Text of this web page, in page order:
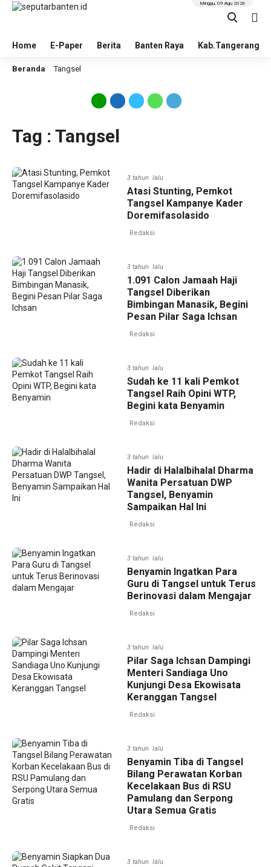
Home E-Paper Berita Banten Raya Kab.Tangerang
Minggu, 09 Agu 2026
Beranda Tangsel
Tag : Tangsel
3 tahun lalu
Atasi Stunting, Pemkot
Tangsel Kampanye Kader
Doremifasolasido
Redaksi
3 tahun lalu
1.091 Calon Jamaah Haji
Tangsel Diberikan
Bimbingan Manasik, Begini
Pesan Pilar Saga Ichsan
Redaksi
3 tahun lalu
Sudah ke 11 kali Pemkot
Tangsel Raih Opini WTP,
Begini kata Benyamin
Redaksi
3 tahun lalu
Hadir di Halalbihalal Dharma
Wanita Persatuan DWP
Tangsel, Benyamin
Sampaikan Hal Ini
Redaksi
3 tahun lalu
Benyamin Ingatkan Para
Guru di Tangsel untuk Terus
Berinovasi dalam Mengajar
Redaksi
3 tahun lalu
Pilar Saga Ichsan Dampingi
Menteri Sandiaga Uno
Kunjungi Desa Ekowisata
Keranggan Tangsel
Redaksi
3 tahun lalu
Benyamin Tiba di Tangsel
Bilang Perawatan Korban
Kecelakaan Bus di RSU
Pamulang dan Serpong
Utara Semua Gratis
Redaksi
3 tahun lalu